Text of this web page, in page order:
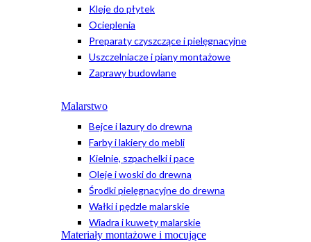
Kleje do płytek
Ocieplenia
Preparaty czyszczące i pielęgnacyjne
Uszczelniacze i piany montażowe
Zaprawy budowlane
Malarstwo
Bejce i lazury do drewna
Farby i lakiery do mebli
Kielnie, szpachelki i pace
Oleje i woski do drewna
Środki pielęgnacyjne do drewna
Wałki i pędzle malarskie
Wiadra i kuwety malarskie
Materiały montażowe i mocujące